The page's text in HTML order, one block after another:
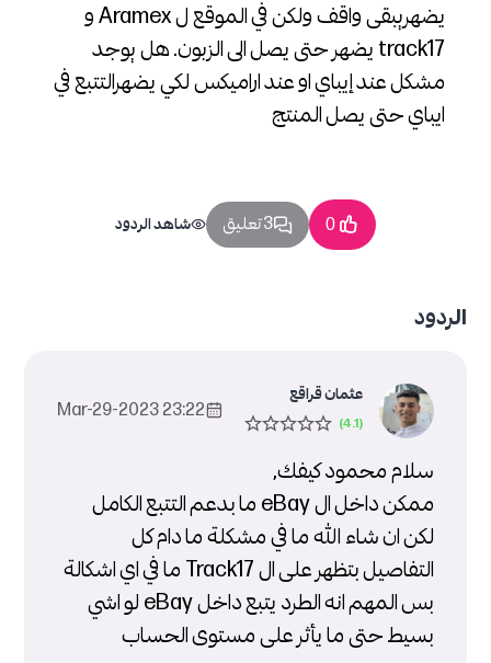
يضهريبقى واقف ولكن في الموقع ل Aramex و
track17 يضهر حتى يصل الى الزبون. هل يوجد
مشكل عند إيباي او عند اراميكس لكي يضهرالتتبع في
ايباي حتى يصل المنتج
0 3 تعليق شاهد الردود
الردود
عثمان قراقع
23:22 2023-Mar-29
سلام محمود كيفك,
ممكن داخل ال eBay ما بدعم التتبع الكامل
لكن ان شاء الله ما في مشكلة ما دام كل
التفاصيل بتظهر على ال Track17 ما في اي اشكالة
بس المهم انه الطرد يتبع داخل eBay لو اشي
بسيط حتى ما يأثر على مستوى الحساب